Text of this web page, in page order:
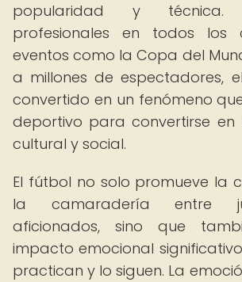
popularidad y
profesionales en todos los
eventos como la Copa del
a millones de espectadores,
convertido en un fenómeno
deportivo para convertirse en
cultural y social.
El fútbol no solo promueve la
la camaradería entre
aficionados, sino que
impacto emocional
practican y lo siguen. La